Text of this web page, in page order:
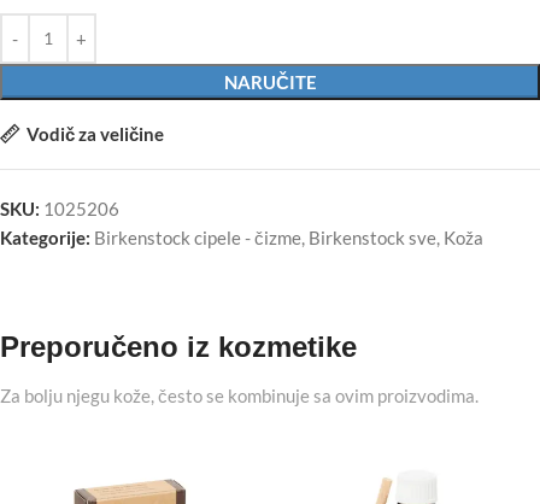
NARUČITE
Vodič za veličine
SKU: 1025206
Kategorije: Birkenstock cipele - čizme Birkenstock sve Koža
Preporučeno iz kozmetike
Za bolju njegu kože, često se kombinuje sa ovim proizvodima.